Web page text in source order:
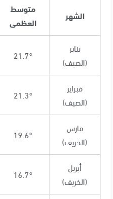
الشهر
متوسط
العظمى
يناير
(الصيف)
21.7°
فبراير
(الصيف)
21.3°
مارس
(الخريف)
19.6°
أبريل
(الخريف)
16.7°